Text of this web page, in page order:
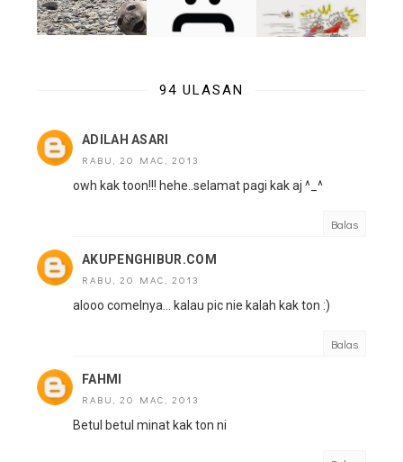
94 ULASAN
ADILAH ASARI
RABU, 20 MAC, 2013
owh kak toon!!! hehe..selamat pagi kak aj ^_^
Balas
AKUPENGHIBUR.COM
RABU, 20 MAC, 2013
alooo comelnya... kalau pic nie kalah kak ton :)
Balas
FAHMI
RABU, 20 MAC, 2013
Betul betul minat kak ton ni